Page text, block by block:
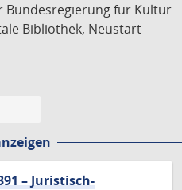
Bundesregierung für Kultur
Bibliothek, Neustart
– Juristisch-